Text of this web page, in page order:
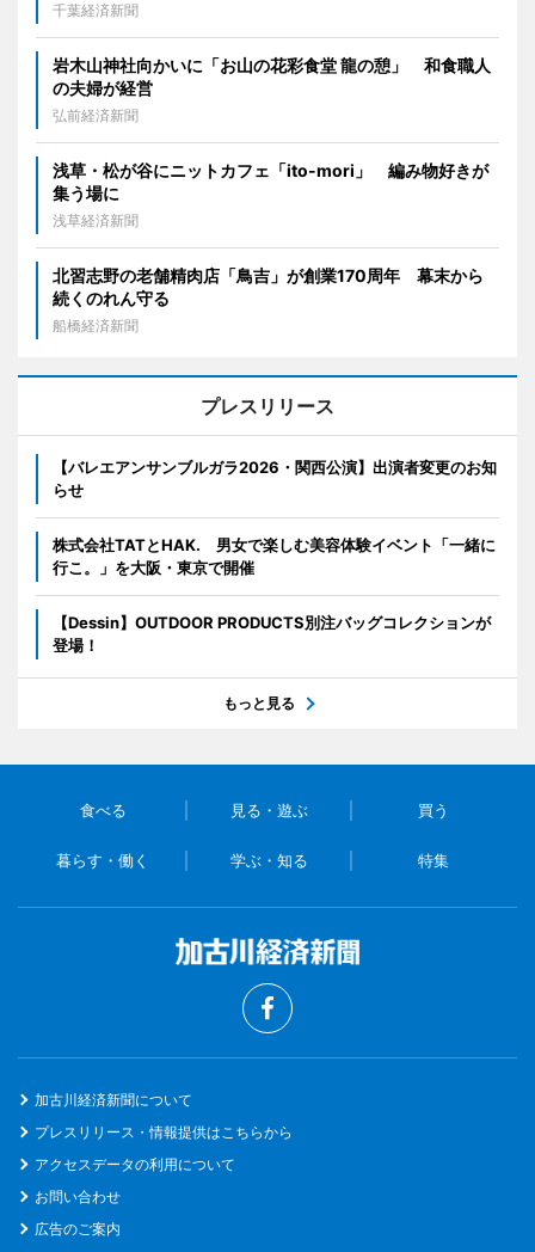
千葉経済新聞
岩木山神社向かいに「お山の花彩食堂 龍の憩」 和食職人
の夫婦が経営
弘前経済新聞
浅草・松が谷にニットカフェ「ito-mori」 編み物好きが
集う場に
浅草経済新聞
北習志野の老舗精肉店「鳥吉」が創業170周年 幕末から
続くのれん守る
船橋経済新聞
プレスリリース
【バレエアンサンブルガラ2026・関西公演】出演者変更のお知
らせ
株式会社TATとHAK. 男女で楽しむ美容体験イベント「一緒に
行こ。」を大阪・東京で開催
【Dessin】OUTDOOR PRODUCTS別注バッグコレクションが
登場！
もっと見る
食べる 見る・遊ぶ 買う
暮らす・働く 学ぶ・知る 特集
加古川経済新聞について
プレスリリース・情報提供はこちらから
アクセスデータの利用について
お問い合わせ
広告のご案内